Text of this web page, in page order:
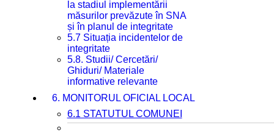
la stadiul implementării
măsurilor prevăzute în SNA
și în planul de integritate
5.7 Situația incidentelor de
integritate
5.8. Studii/ Cercetări/
Ghiduri/ Materiale
informative relevante
6. MONITORUL OFICIAL LOCAL
6.1 STATUTUL COMUNEI